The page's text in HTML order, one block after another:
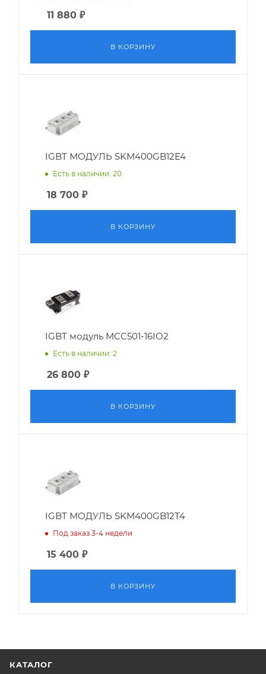
11 880 ₽
В КОРЗИНУ
IGBT МОДУЛЬ SKM400GB12E4
Есть в наличии: 20
18 700 ₽
В КОРЗИНУ
IGBT модуль MCC501-16IO2
Есть в наличии: 2
26 800 ₽
В КОРЗИНУ
IGBT МОДУЛЬ SKM400GB12T4
Под заказ 3-4 недели
15 400 ₽
В КОРЗИНУ
КАТАЛОГ